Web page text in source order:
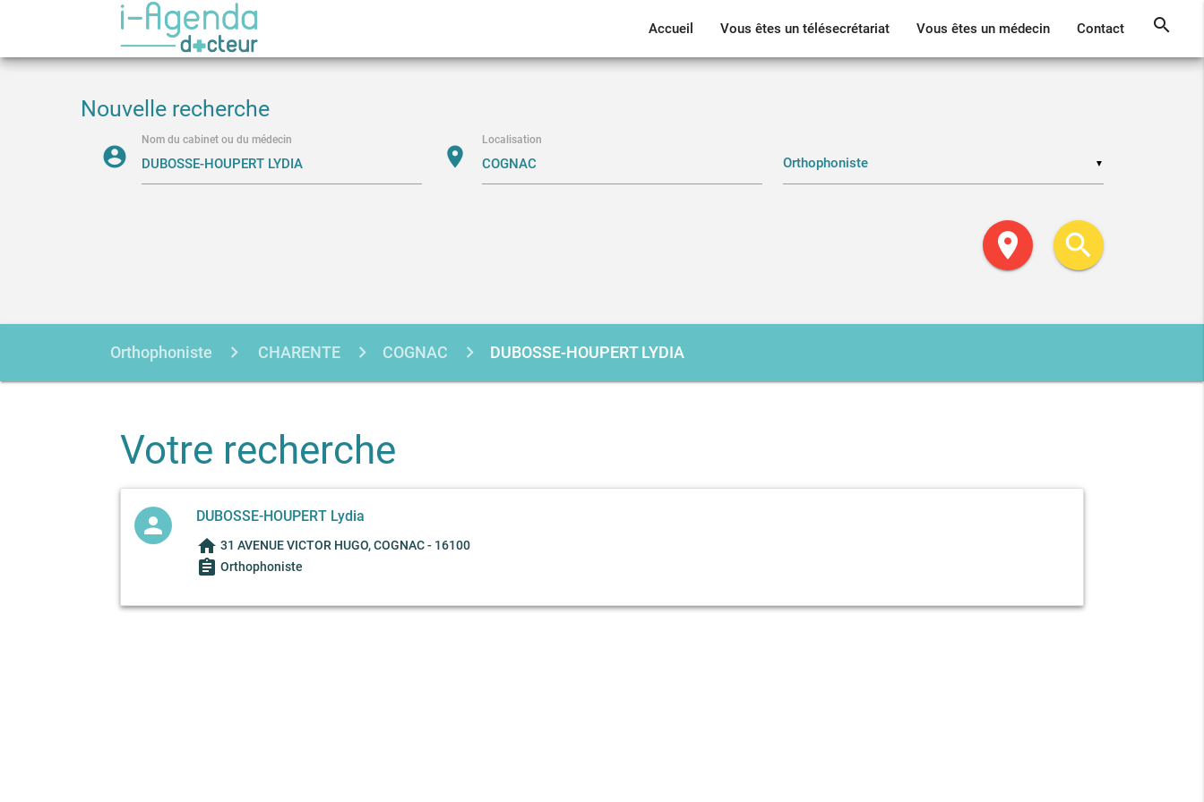
Accueil Vous êtes un télésecrétariat Vous êtes un médecin Contact search
Nouvelle recherche
account_circle
Nom du cabinet ou du médecin
location_on
Localisation
▼
location_on search
Orthophoniste CHARENTE COGNAC DUBOSSE-HOUPERT LYDIA
Votre recherche
person DUBOSSE-HOUPERT Lydia
home 31 AVENUE VICTOR HUGO, COGNAC - 16100
assignment Orthophoniste